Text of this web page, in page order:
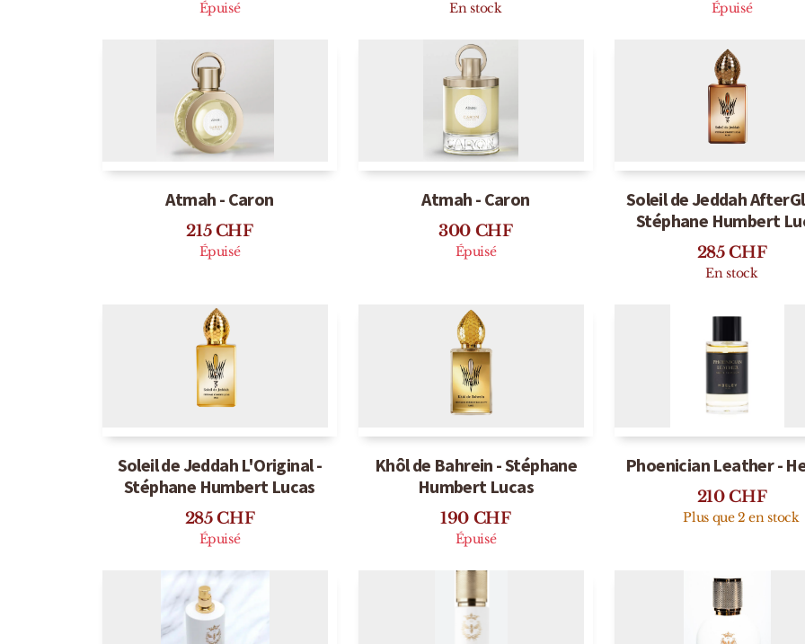
Beurre de Santal - Sensatio
165CHF
Épuisé
Ysayo - PureDistance
550CHF
En stock
Divanché -
550CHF
Épuisé
Atmah - Caron
215CHF
Épuisé
Atmah - Caron
300CHF
Épuisé
Soleil de Jeddah
Stéphane Humbert
285CHF
En stock
Soleil de Jeddah L'Original -
Stéphane Humbert Lucas
285CHF
Khôl de Bahrein - Stéphane
Humbert Lucas
190CHF
Phoenician Leather -
210CHF
Plus que 2 en stock